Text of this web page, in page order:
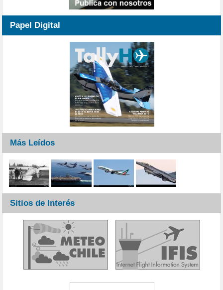
Papel Digital
Más Leídos
Sitios de Interés